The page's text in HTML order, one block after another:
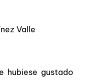
Valle
hubiese gustado